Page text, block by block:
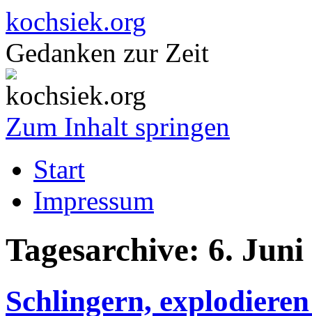
kochsiek.org
Gedanken zur Zeit
Zum Inhalt springen
Start
Impressum
Tagesarchive: 6. Juni
Schlingern,